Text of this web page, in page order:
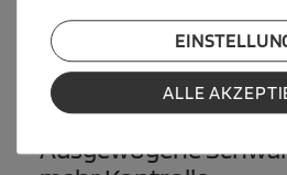
Dank konkaver Griffform liegen die
der Hand – geeignet für jede
Spielrunden.
Ausgewogene
ALLE